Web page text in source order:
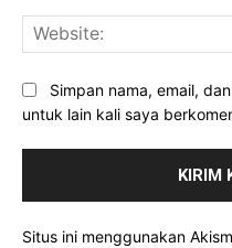
Simpan nama, email,
untuk lain kali saya
Situs ini menggunakan